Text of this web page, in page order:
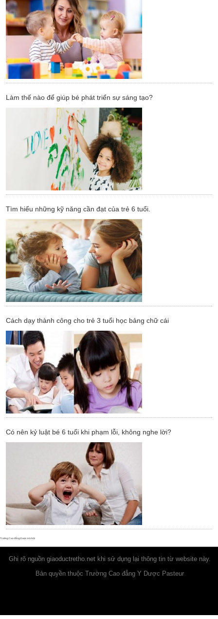
Làm thế nào để giúp bé phát triển sự sáng tạo?
Tìm hiểu những kỹ năng cần đạt của trẻ 6 tuổi.
Cách dạy thành công cho trẻ 3 tuổi học bảng chữ cái
Có nên kỷ luật bé 6 tuổi khi phạm lỗi, không nghe lời?
Ghi rõ nguồn giaoductretho.netkhi sử dụng lại thông tin từ website này.
Bản quyền thuộc Trường Cao đẳng Y Dược Pasteur
Trường Cao đẳng Dược Hà Nội